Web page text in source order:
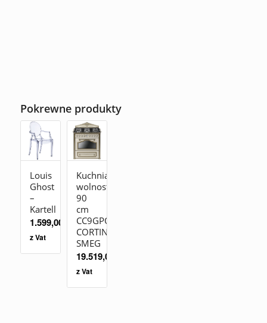
Pokrewne produkty
Louis
Ghost
–
Kartell
1.599,00
z Vat
Kuchnia
wolnostojąca
90
cm
CC9GPO
CORTINA
SMEG
19.519,00
z Vat